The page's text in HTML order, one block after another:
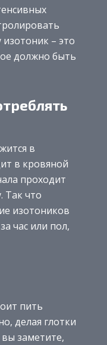
– это
должно быть
в
в кровяной
проходит
Так что
изотоников
час или пол,
пить
делая глотки
заметите,